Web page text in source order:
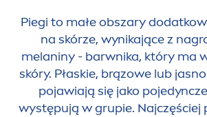
Piegi to małe obszary
na skórze, wynikające z
melaniny - barwnika, który ma
skóry. Płaskie, brązowe lub
pojawiają się jako
występują w grupie. Najczęściej